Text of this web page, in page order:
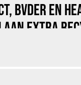
BVDER EN
EXTRA